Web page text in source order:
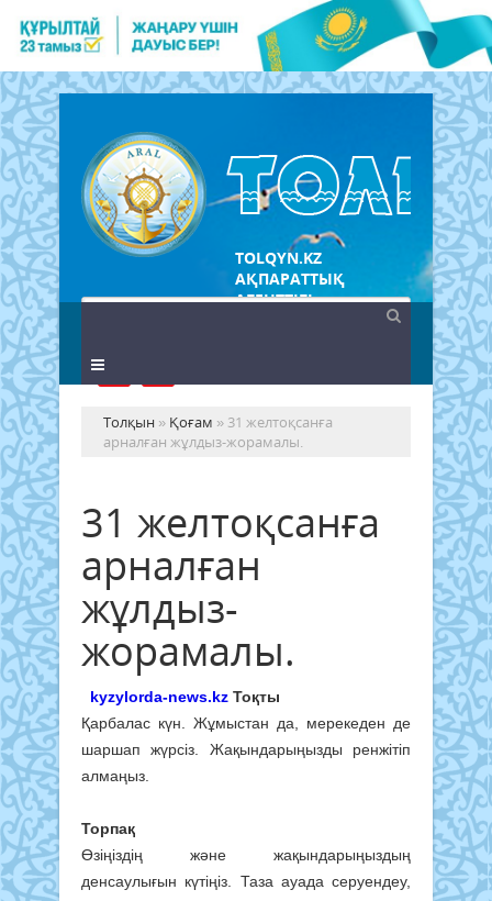
TOLQYN.KZ
АҚПАРАТТЫҚ
АГЕНТТІГІ
Толқын » Қоғам » 31 желтоқсанға
арналған жұлдыз-жорамалы.
31 желтоқсанға
арналған
жұлдыз-
жорамалы.
kyzylorda-news.kz Тоқты
Қарбалас күн. Жұмыстан да, мерекеден де
шаршап жүрсіз. Жақындарыңызды ренжітіп
алмаңыз.
Торпақ
Өзіңіздің және жақындарыңыздың
денсаулығын күтіңіз. Таза ауада серуендеу,